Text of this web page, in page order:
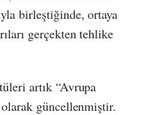
birleştiğinde, ortaya
gerçekten tehlike
artık “Avrupa
güncellenmiştir.